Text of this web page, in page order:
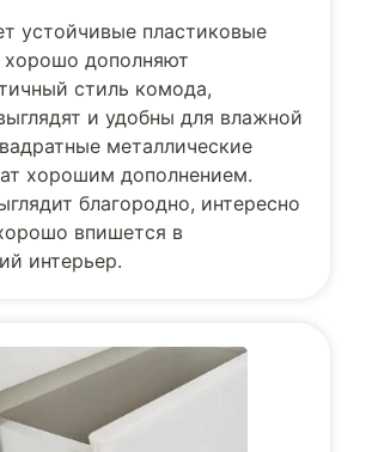
устойчивые пластиковые
дополняют
стиль комода,
и удобны для влажной
металлические
хорошим дополнением.
благородно, интересно
впишется в
интерьер.